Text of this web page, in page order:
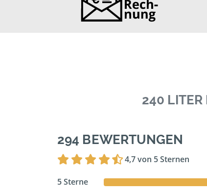
240 LITER
294 BEWERTUNGEN
4,7 von 5 Sternen
5 Sterne